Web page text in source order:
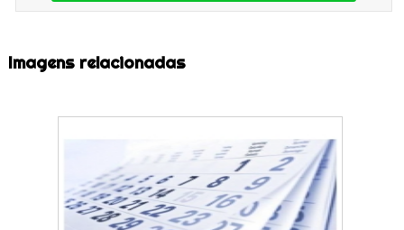
Imagens relacionadas